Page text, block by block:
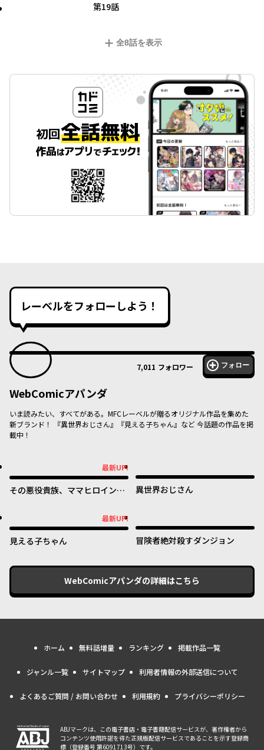
第19話
全8話を表示
レーベルをフォローしよう！
7,011 フォロワー フォロー
WebComicアパンダ
いま読みたい、すべてがある。MFCレーベルが贈るオリジナル作品を集めた
新ブランド！ 『異世界おじさん』『見える子ちゃん』など 今話題の作品を掲
載中！
最新UP!
その悪役貴族、ママヒロインが
となり不遇な推しキャラ助けま
くる～
異世界おじさん
最新UP!
見える子ちゃん 冒険者絶対殺すダンジョン
WebComicアパンダの詳細はこちら
ホーム 無料話増量 ランキング 掲載作品一覧
ジャンル一覧 サイトマップ 利用者情報の外部送信について
よくあるご質問 / お問い合わせ 利用規約 プライバシーポリシー
ABJマークは、この電子書店・電子書籍配信サービスが、著作権者から
コンテンツ使用許諾を得た正規版配信サービスであることを示す登録商
標（登録番号 第6091713号）です。